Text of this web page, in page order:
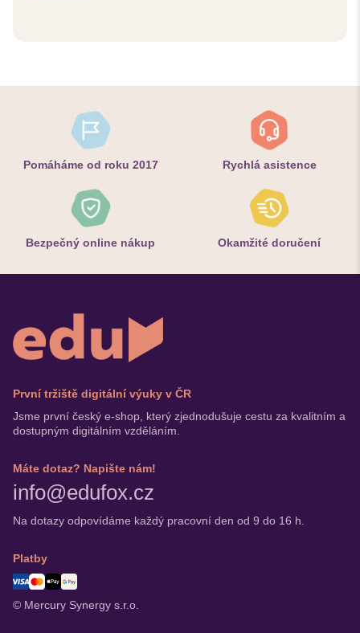
Pomáháme od roku 2017 Rychlá asistence
Bezpečný online nákup Okamžité doručení
První tržiště digitální výuky v ČR
Jsme první český e-shop, který zjednodušuje cestu za kvalitním a
dostupným digitálním vzděláním.
Máte dotaz? Napište nám!
info@edufox.cz
Na dotazy odpovídáme každý pracovní den od 9 do 16 h.
Platby
© Mercury Synergy s.r.o.